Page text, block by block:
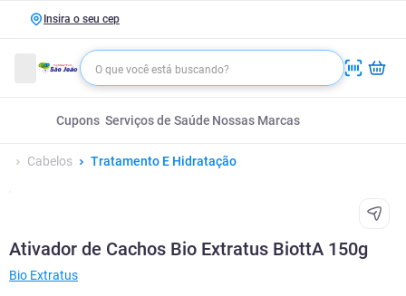
Insira o seu cep
Cupons Serviços de Saúde Nossas Marcas
Cabelos Tratamento E Hidratação
Ativador de Cachos Bio Extratus BiottA 150g
Bio Extratus